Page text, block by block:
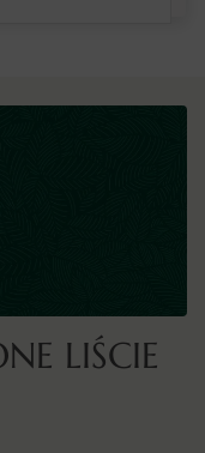
LIŚCIE